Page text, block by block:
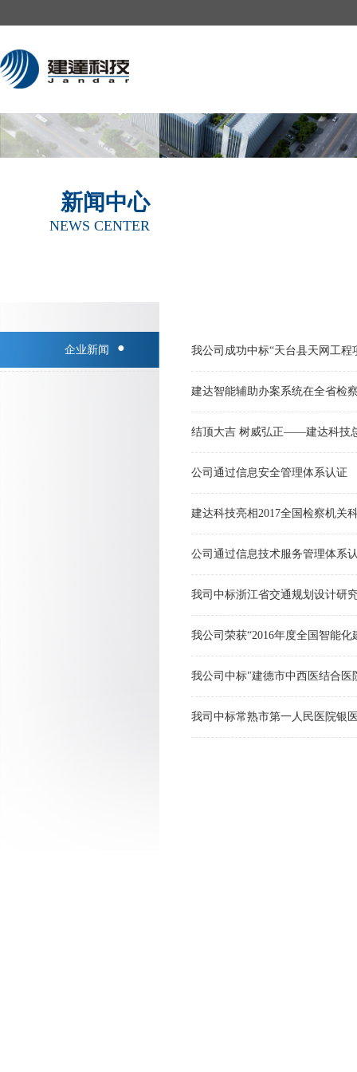
新闻中心
NEWS CENTER
●
企业新闻 我公司成功中标“天台县天网工程
建达智能辅助办案系统在全省检
结顶大吉 树威弘正——建达科技
公司通过信息安全管理体系认证
建达科技亮相2017全国检察机关
公司通过信息技术服务管理体系
我司中标浙江省交通规划设计研
我公司荣获“2016年度全国智能
我公司中标"建德市中西医结合
我司中标常熟市第一人民医院银